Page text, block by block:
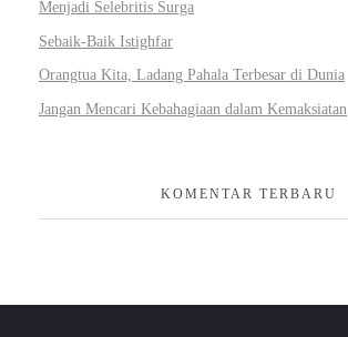
Menjadi Selebritis Surga
Sebaik-Baik Istighfar
Orangtua Kita, Ladang Pahala Terbesar di Dunia
Jangan Mencari Kebahagiaan dalam Kemaksiatan
KOMENTAR TERBARU